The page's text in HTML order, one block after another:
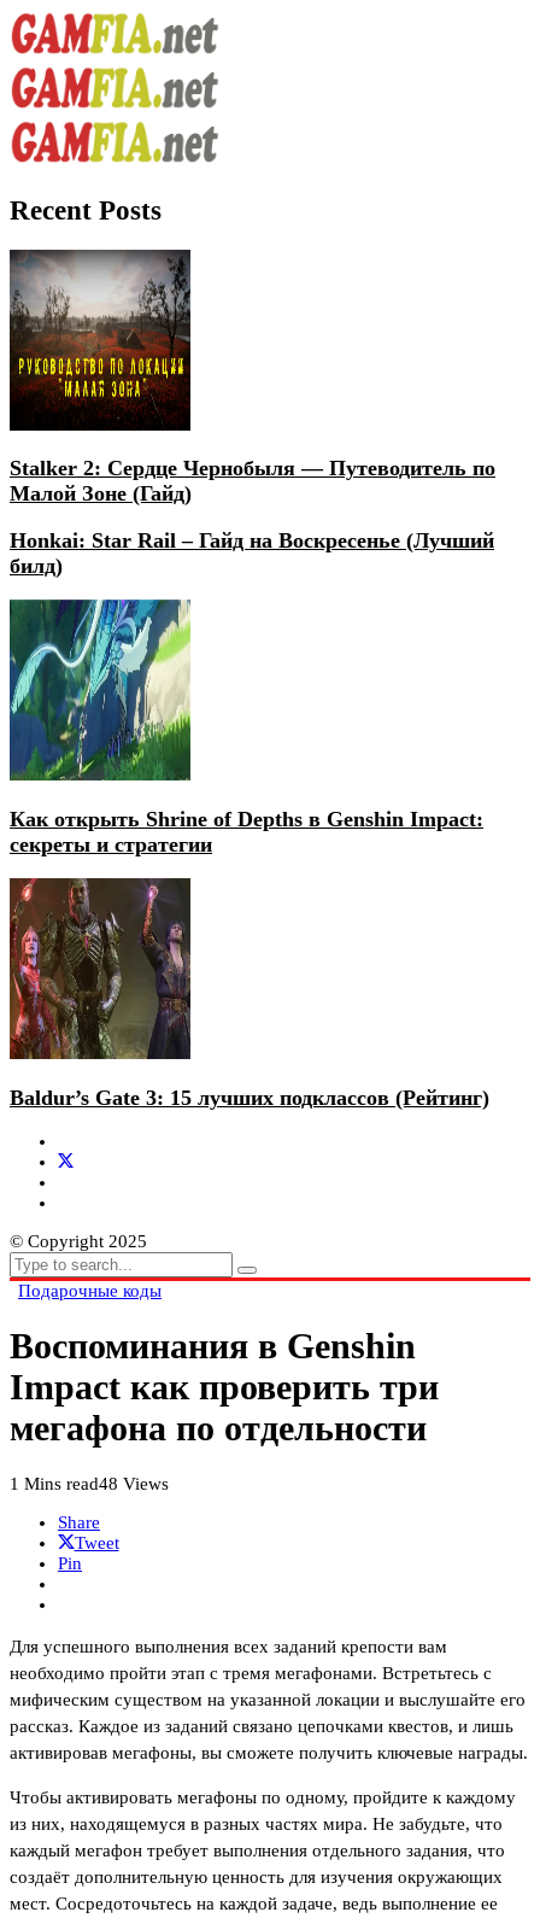
Recent Posts
Stalker 2: Сердце Чернобыля — Путеводитель по
Малой Зоне (Гайд)
Honkai: Star Rail – Гайд на Воскресенье (Лучший
билд)
Как открыть Shrine of Depths в Genshin Impact:
секреты и стратегии
Baldur’s Gate 3: 15 лучших подклассов (Рейтинг)
© Copyright 2025
Подарочные коды
Воспоминания в Genshin
Impact как проверить три
мегафона по отдельности
1 Mins read48 Views
Share
Tweet
Pin
Для успешного выполнения всех заданий крепости вам
необходимо пройти этап с тремя мегафонами. Встретьтесь с
мифическим существом на указанной локации и выслушайте его
рассказ. Каждое из заданий связано цепочками квестов, и лишь
активировав мегафоны, вы сможете получить ключевые награды.
Чтобы активировать мегафоны по одному, пройдите к каждому
из них, находящемуся в разных частях мира. Не забудьте, что
каждый мегафон требует выполнения отдельного задания, что
создаёт дополнительную ценность для изучения окружающих
мест. Сосредоточьтесь на каждой задаче, ведь выполнение ее